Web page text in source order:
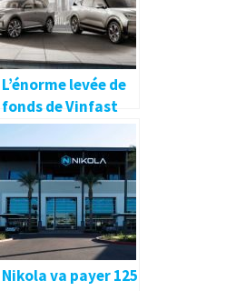
L’énorme levée de
fonds de Vinfast
pour assurer son
avenir
Nikola va payer 125